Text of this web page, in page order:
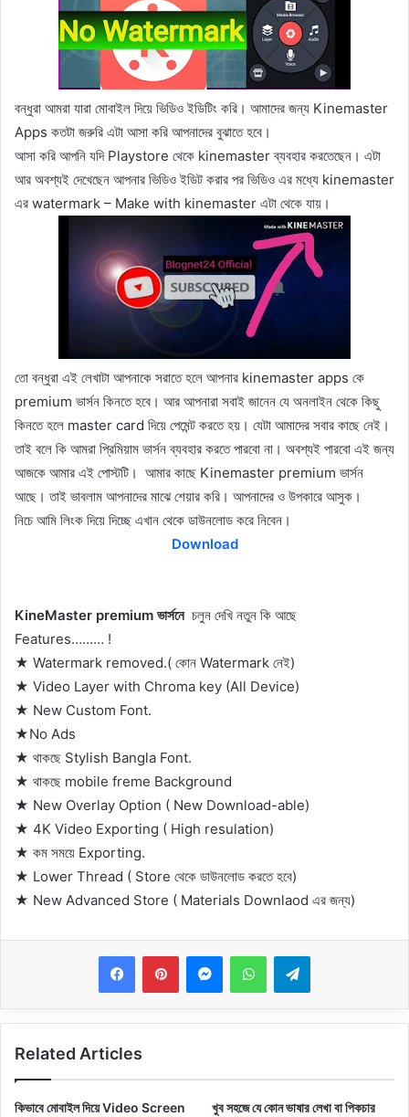
বন্ধুরা আমরা যারা মোবাইল দিয়ে ভিডিও ইডিটিং করি। আমাদের জন্য Kinemaster
Apps কতটা জরুরি এটা আসা করি আপনাদের বুঝাতে হবে।
আসা করি আপনি যদি Playstore থেকে kinemaster ব্যবহার করতেছেন। এটা
আর অবশ্যই দেখেছেন আপনার ভিডিও ইডিট করার পর ভিডিও এর মধ্যে kinemaster
এর watermark – Make with kinemaster এটা থেকে যায়।
তো বন্ধুরা এই লেখাটা আপনাকে সরাতে হলে আপনার kinemaster apps কে
premium ভার্সন কিনতে হবে। আর আপনারা সবাই জানেন যে অনলাইন থেকে কিছু
কিনতে হলে master card দিয়ে পেমেন্ট করতে হয়। যেটা আমাদের সবার কাছে নেই।
তাই বলে কি আমরা প্রিমিয়াম ভার্সন ব্যবহার করতে পারবো না। অবশ্যই পারবো এই জন্য
আজকে আমার এই পোস্টটি। আমার কাছে Kinemaster premium ভার্সন
আছে। তাই ভাবলাম আপনাদের মাঝে শেয়ার করি। আপনাদের ও উপকারে আসুক।
নিচে আমি লিংক দিয়ে দিচ্ছে এখান থেকে ডাউনলোড করে নিবেন।
Download
KineMaster premium ভার্সনেচলুন দেখি নতুন কি আছে
Features……… !
★ Watermark removed.( কোন Watermark নেই)
★ Video Layer with Chroma key (All Device)
★ New Custom Font.
★No Ads
★ থাকছে Stylish Bangla Font.
★ থাকছে mobile freme Background
★ New Overlay Option ( New Download-able)
★ 4K Video Exporting ( High resulation)
★ কম সময়ে Exporting.
★ Lower Thread ( Store থেকে ডাউনলোড করতে হবে)
★ New Advanced Store ( Materials Downlaod এর জন্য)
MessengerWhatsAppTelegram
Related Articles
কিভাবে মোবাইল দিয়ে Video Screen
খুব সহজে যে কোন ভাষার লেখা বা পিকচার